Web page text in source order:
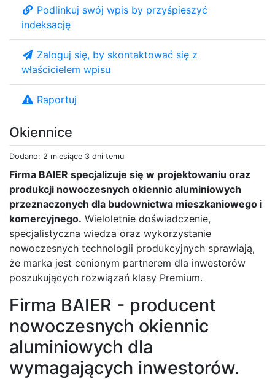
Okiennice
Dodano: 2 miesiące 3 dni temu
Firma BAIER specjalizuje się w projektowaniu oraz
produkcji nowoczesnych okiennic aluminiowych
przeznaczonych dla budownictwa mieszkaniowego i
komercyjnego. Wieloletnie doświadczenie,
specjalistyczna wiedza oraz wykorzystanie
nowoczesnych technologii produkcyjnych sprawiają,
że marka jest cenionym partnerem dla inwestorów
poszukujących rozwiązań klasy Premium.
Firma BAIER - producent
nowoczesnych okiennic
aluminiowych dla
wymagających inwestorów.
Podlinkuj swój wpis by przyśpieszyć
indeksację
Zaloguj się, by skontaktować się z
właścicielem wpisu
Raportuj